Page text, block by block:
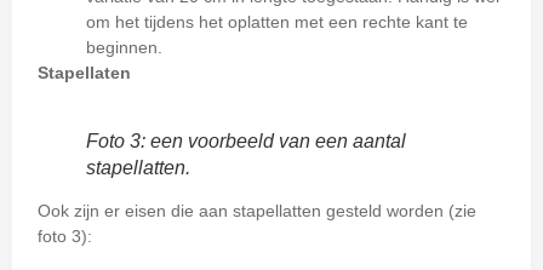
om het tijdens het oplatten met een rechte kant te
beginnen.
Stapellaten
Foto 3: een voorbeeld van een aantal
stapellatten.
Ook zijn er eisen die aan stapellatten gesteld worden (zie
foto 3):